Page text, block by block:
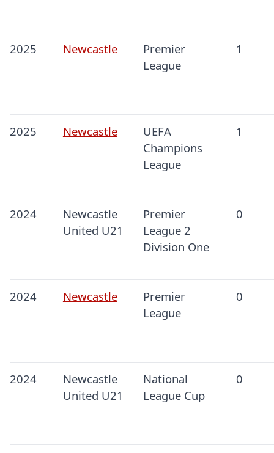
2025 Newcastle
Premier
League
1
2025 Newcastle
UEFA
Champions
League
1
2024
Newcastle
United U21
Premier
League 2
Division One
0
2024 Newcastle
Premier
League
0
2024
Newcastle
United U21
National
League Cup
0